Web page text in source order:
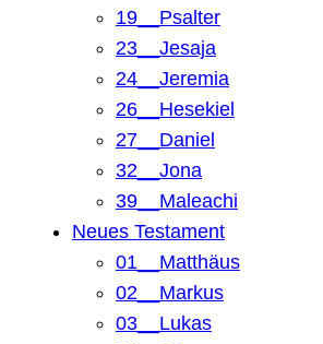
19__Psalter
23__Jesaja
24__Jeremia
26__Hesekiel
27__Daniel
32__Jona
39__Maleachi
Neues Testament
01__Matthäus
02__Markus
03__Lukas